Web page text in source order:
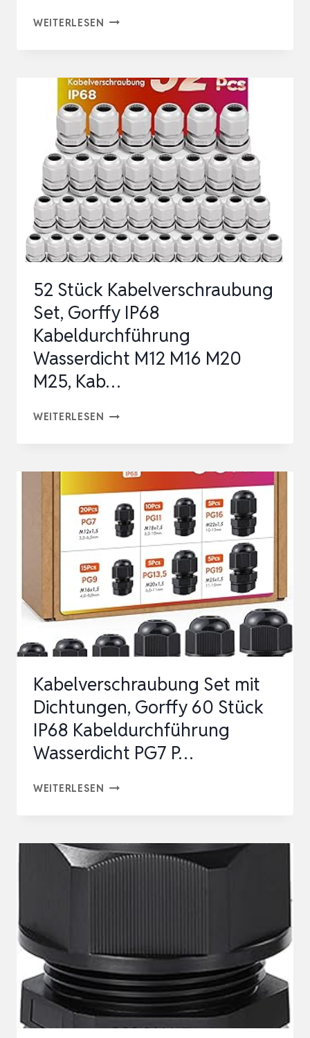
WEITERLESEN 46
SET,
IP68
KABELDURCHFÜHRUNG
WASSERDICHT
M12
M16
M20
M25
M32,
52 Stück Kabelverschraubung
Set, Gorffy IP68
Kabeldurchführung
Wasserdicht M12 M16 M20
M25, Kab…
WEITERLESEN 52
SET,
GORFFY
IP68
KABELDURCHFÜHRUNG
WASSERDICHT
M12
M16
M25,
Kabelverschraubung Set mit
Dichtungen, Gorffy 60 Stück
IP68 Kabeldurchführung
Wasserdicht PG7 P…
WEITERLESEN KABELVERSCHRAUBUNG
DICHTUNGEN,
GORFFY
KABELDURCHFÜHRUNG
WASSERDICHT
PG7
P…